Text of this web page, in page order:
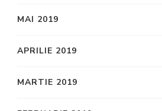
MAI 2019
APRILIE 2019
MARTIE 2019